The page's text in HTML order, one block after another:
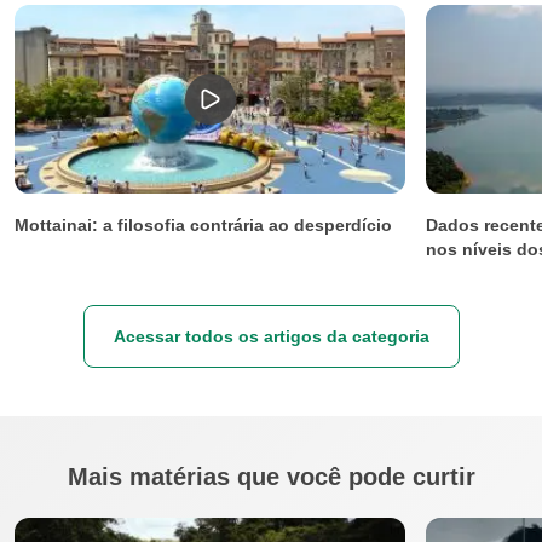
Mottainai: a filosofia contrária ao desperdício
Dados
nos níveis
Acessar todos os artigos da categoria
Mais matérias que você pode curtir